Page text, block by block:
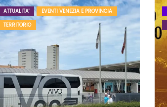
ATTUALITA'
EVENTI VENEZIA E PROVINCIA
TERRITORIO